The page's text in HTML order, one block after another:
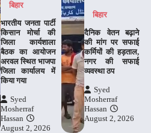
बिहार
भारतीय जनता पार्टी
किसान मोर्चा की
जिला कार्यशाला
बैठक का आयोजन
अरवल स्थित भाजपा
जिला कार्यालय में
किया गया
Syed
Mosherraf
Hassan
August 2, 2026
बिहार
दैनिक वेतन बढ़ाने
की मांग पर सफाई
कर्मियों की हड़ताल,
नगर की सफाई
व्यवस्था ठप
Syed
Mosherraf
Hassan
August 2, 2026